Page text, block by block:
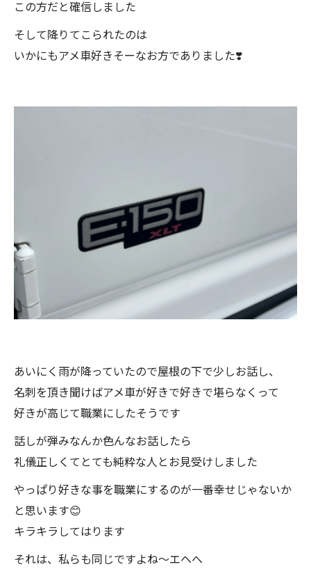
この方だと確信しました
そして降りてこられたのは
いかにもアメ車好きそーなお方でありました❣️
あいにく雨が降っていたので屋根の下で少しお話し、
名刺を頂き聞けばアメ車が好きで好きで堪らなくって
好きが高じて職業にしたそうです
話しが弾みなんか色んなお話したら
礼儀正しくてとても純粋な人とお見受けしました
やっぱり好きな事を職業にするのが一番幸せじゃないか
と思います😊
キラキラしてはります
それは、私らも同じですよね～エヘへ